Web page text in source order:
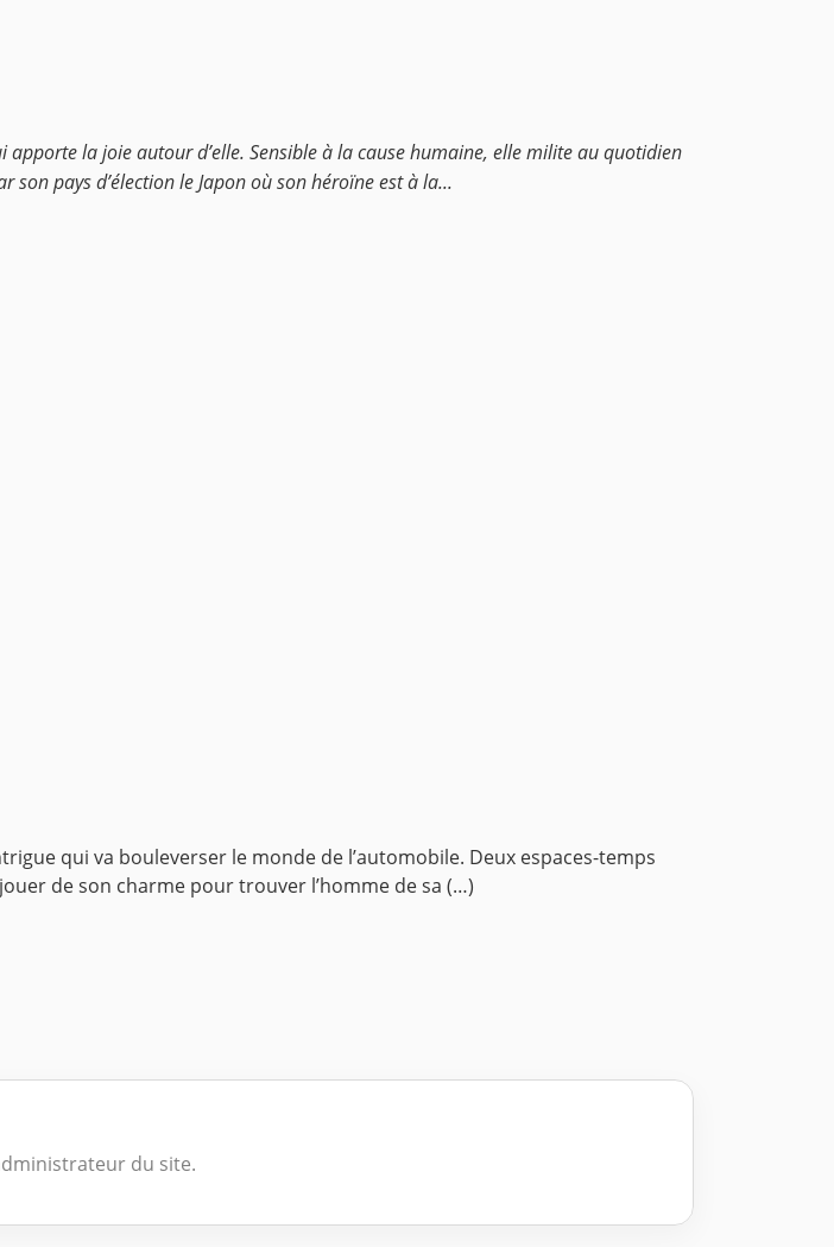
la joie autour d’elle. Sensible à la cause humaine, elle milite au quotidien
pays d’élection le Japon où son héroïne est à la...
qui va bouleverser le monde de l’automobile. Deux espaces-temps
de son charme pour trouver l’homme de sa (…)
du site.